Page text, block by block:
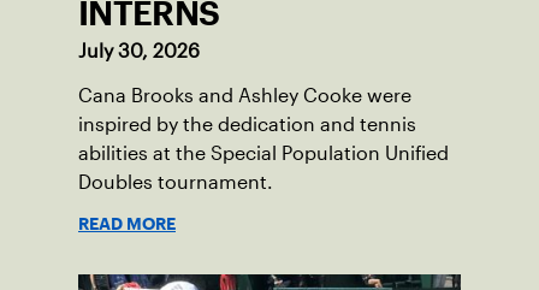
INTERNS
July 30, 2026
Cana Brooks and Ashley Cooke were
inspired by the dedication and tennis
abilities at the Special Population Unified
Doubles tournament.
READ MORE